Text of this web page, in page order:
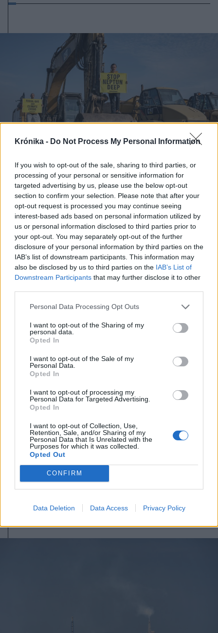
Krónika - Do Not Process My Personal Information
If you wish to opt-out of the sale, sharing to third parties, or
processing of your personal or sensitive information for
targeted advertising by us, please use the below opt-out
section to confirm your selection. Please note that after your
opt-out request is processed you may continue seeing
interest-based ads based on personal information utilized by
us or personal information disclosed to third parties prior to
your opt-out. You may separately opt-out of the further
disclosure of your personal information by third parties on the
IAB’s list of downstream participants. This information may
also be disclosed by us to third parties on the IAB’s List of
Downstream Participants that may further disclose it to other
Personal Data Processing Opt Outs
I want to opt-out of the Sharing of my
personal data.
Opted In
I want to opt-out of the Sale of my
Personal Data.
Opted In
I want to opt-out of processing my
Personal Data for Targeted Advertising.
Opted In
I want to opt-out of Collection, Use,
Retention, Sale, and/or Sharing of my
Personal Data that Is Unrelated with the
Purposes for which it was collected.
Opted Out
CONFIRM
Data Deletion Data Access Privacy Policy
2025. május 12., hétfő
Burduja: a törvényszék
elutasította a Greenpeace-nek a
Neptun Deep beruházás leállítását
kérő keresetét
2025. április 21., hétfő
Bár rekordalacsony a fogyasztás,
nem kell húsvéti áramszünettől
tartani – nyugtatgat az energiaügyi
miniszter